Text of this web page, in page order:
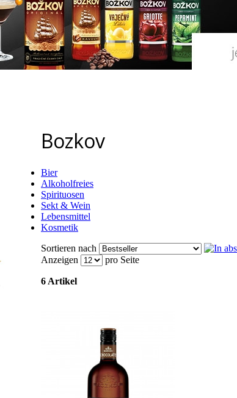
Bozkov
Bier
Alkoholfreies
Spirituosen
Sekt & Wein
Lebensmittel
Kosmetik
Sortieren nach
Anzeigen
pro Seite
6 Artikel